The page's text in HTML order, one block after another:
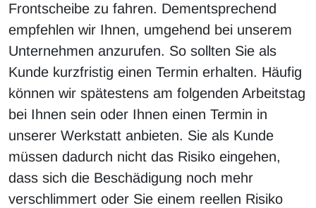
Frontscheibe zu fahren. Dementsprechend
empfehlen wir Ihnen, umgehend bei unserem
Unternehmen anzurufen. So sollten Sie als
Kunde kurzfristig einen Termin erhalten. Häufig
können wir spätestens am folgenden Arbeitstag
bei Ihnen sein oder Ihnen einen Termin in
unserer Werkstatt anbieten. Sie als Kunde
müssen dadurch nicht das Risiko eingehen,
dass sich die Beschädigung noch mehr
verschlimmert oder Sie einem reellen Risiko